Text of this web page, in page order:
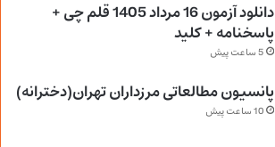
دانلود آزمون 16 مرداد 1405 قلم چی +
پاسخنامه + کلید
5 ساعت پیش
پانسیون مطالعاتی مرزداران تهران(دخترانه)
10 ساعت پیش